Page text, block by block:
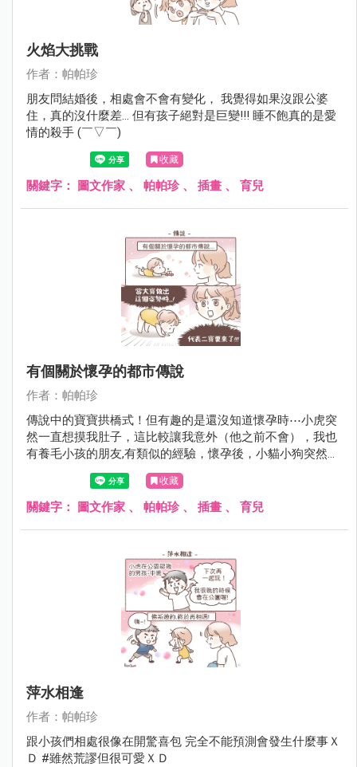
火焰大挑戰
作者：帕帕珍
朋友問結婚後，相處會不會有變化， 我覺得如果沒跟公婆
住，真的沒什麼差... 但有孩子絕對是巨變!!! 睡不飽真的是愛
情的殺手 (￣▽￣)
收藏
關鍵字： 圖文作家 、 帕帕珍、 插畫 、 育兒
有個關於懷孕的都市傳說
作者：帕帕珍
傳說中的寶寶拱橋式！但有趣的是還沒知道懷孕時⋯小虎突
然一直想摸我肚子，這比較讓我意外（他之前不會），我也
有養毛小孩的朋友,有類似的經驗，懷孕後，小貓小狗突然不
會去踏她們的肚子，這是什麼生物的感測器嗎～～～
收藏
關鍵字： 圖文作家 、 帕帕珍、 插畫 、 育兒
萍水相逢
作者：帕帕珍
跟小孩們相處很像在開驚喜包 完全不能預測會發生什麼事Ｘ
Ｄ #雖然荒謬但很可愛ＸＤ